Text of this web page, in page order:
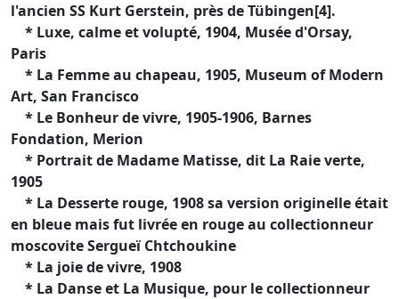
l'ancien SS Kurt Gerstein, près de Tübingen[4].
* Luxe, calme et volupté, 1904, Musée d'Orsay,
Paris
* La Femme au chapeau, 1905, Museum of Modern
Art, San Francisco
* Le Bonheur de vivre, 1905-1906, Barnes
Fondation, Merion
* Portrait de Madame Matisse, dit La Raie verte,
1905
* La Desserte rouge, 1908 sa version originelle était
en bleue mais fut livrée en rouge au collectionneur
moscovite Sergueï Chtchoukine
* La joie de vivre, 1908
* La Danse et La Musique, pour le collectionneur